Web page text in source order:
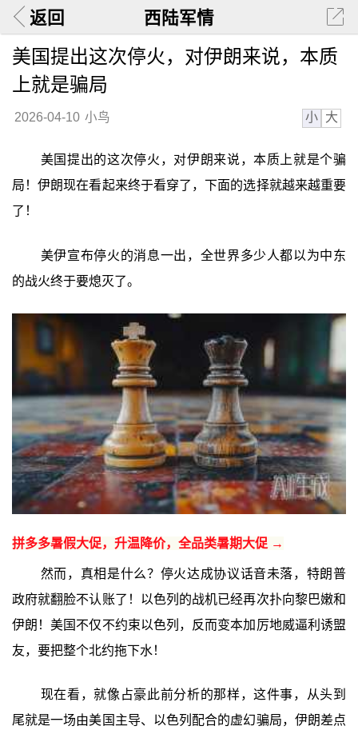
返回 西陆军情
美国提出这次停火，对伊朗来说，本质
上就是骗局
2026-04-10 小鸟 小 大
美国提出的这次停火，对伊朗来说，本质上就是个骗
局！伊朗现在看起来终于看穿了，下面的选择就越来越重要
了！
美伊宣布停火的消息一出，全世界多少人都以为中东
的战火终于要熄灭了。
拼多多暑假大促，升温降价，全品类暑期大促 →
然而，真相是什么？停火达成协议话音未落，特朗普
政府就翻脸不认账了！以色列的战机已经再次扑向黎巴嫩和
伊朗！美国不仅不约束以色列，反而变本加厉地威逼利诱盟
友，要把整个北约拖下水！
现在看，就像占豪此前分析的那样，这件事，从头到
尾就是一场由美国主导、以色列配合的虚幻骗局，伊朗差点